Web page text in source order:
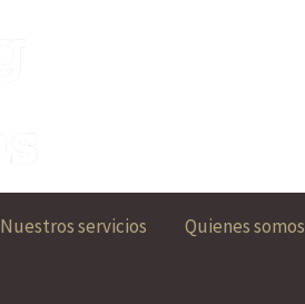
Nuestros servicios Quienes somos